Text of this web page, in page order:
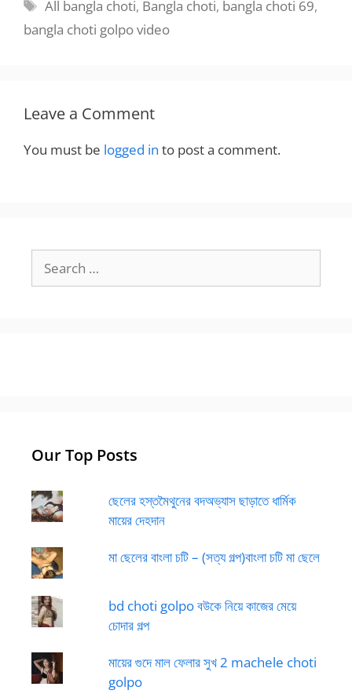
All bangla choti, Bangla choti, bangla choti 69,
bangla choti golpo video
Leave a Comment
You must be logged in to post a comment.
for:
Our Top Posts
ছেলের হস্তমৈথুনের বদঅভ্যাস ছাড়াতে ধার্মিক
মায়ের দেহদান
মা ছেলের বাংলা চটি – (সত্য গল্প)বাংলা চটি মা ছেলে
bd choti golpo বউকে নিয়ে কাজের মেয়ে
চোদার গল্প
মায়ের গুদে মাল ফেলার সুখ 2 machele choti
golpo